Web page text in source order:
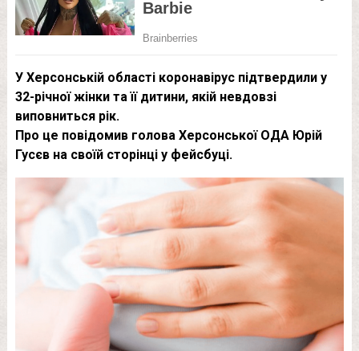
У Херсонській області коронавірус підтвердили у
32-річної жінки та її дитини, якій невдовзі
виповниться рік.
Про це повідомив голова Херсонської ОДА Юрій
Гусєв на своїй сторінці у фейсбуці.